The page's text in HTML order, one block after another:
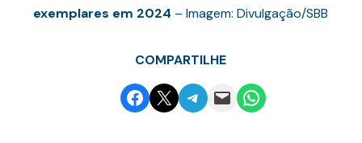
exemplares em 2024 – Imagem: Divulgação/SBB
COMPARTILHE
Share on Facebook
Email this PageShare on Telegram
Email this PageShare on WhatsApp